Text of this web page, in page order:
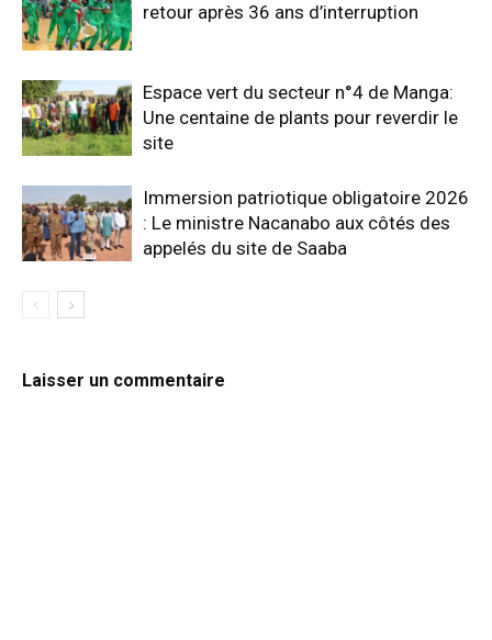
retour après 36 ans d’interruption
Espace vert du secteur n°4 de Manga:
Une centaine de plants pour reverdir le
site
Immersion patriotique obligatoire 2026
: Le ministre Nacanabo aux côtés des
appelés du site de Saaba
Laisser un commentaire